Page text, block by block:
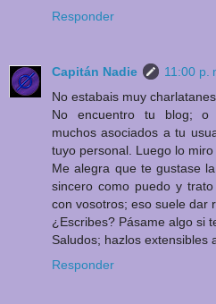
Responder
Capitán Nadie
11:00 p.
No estabais muy
No encuentro tu blog; o
muchos asociados a tu
tuyo personal. Luego lo miro
Me alegra que te gustase
sincero como puedo y
con vosotros; eso suele dar
¿Escribes? Pásame algo si
Saludos; hazlos extensibles
Responder